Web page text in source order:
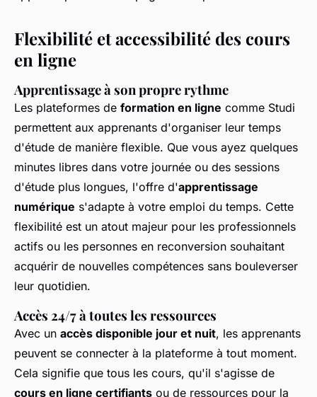
Flexibilité et accessibilité des cours
en ligne
Apprentissage à son propre rythme
Les plateformes de formation en ligne comme Studi
permettent aux apprenants d'organiser leur temps
d'étude de manière flexible. Que vous ayez quelques
minutes libres dans votre journée ou des sessions
d'étude plus longues, l'offre d'apprentissage
numérique s'adapte à votre emploi du temps. Cette
flexibilité est un atout majeur pour les professionnels
actifs ou les personnes en reconversion souhaitant
acquérir de nouvelles compétences sans bouleverser
leur quotidien.
Accès 24/7 à toutes les ressources
Avec un accès disponible jour et nuit, les apprenants
peuvent se connecter à la plateforme à tout moment.
Cela signifie que tous les cours, qu'il s'agisse de
cours en ligne certifiants ou de ressources pour la